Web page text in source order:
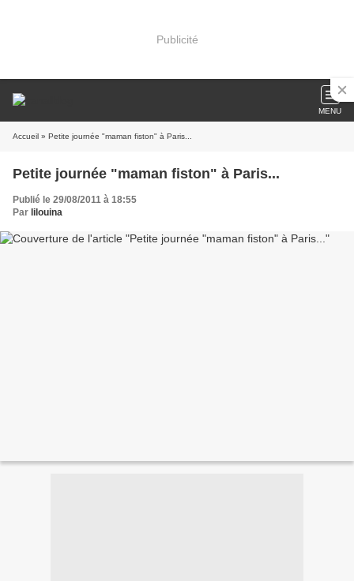
Publicité
MENU
Accueil » Petite journée "maman fiston" à Paris...
Petite journée "maman fiston" à Paris...
Publié le 29/08/2011 à 18:55
Par lilouina